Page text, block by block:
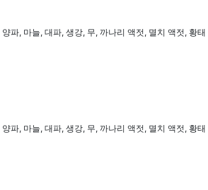
파, 마늘, 대파, 생강, 무, 까나리 액젓, 멸치 액젓, 황태
파, 마늘, 대파, 생강, 무, 까나리 액젓, 멸치 액젓, 황태